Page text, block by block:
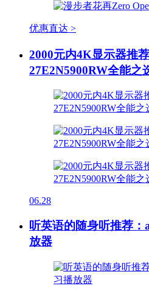
优惠直达 >
2000元内4K显示器推
27E2N5900RW全能之
06.28
听英语的随身听推荐
放器